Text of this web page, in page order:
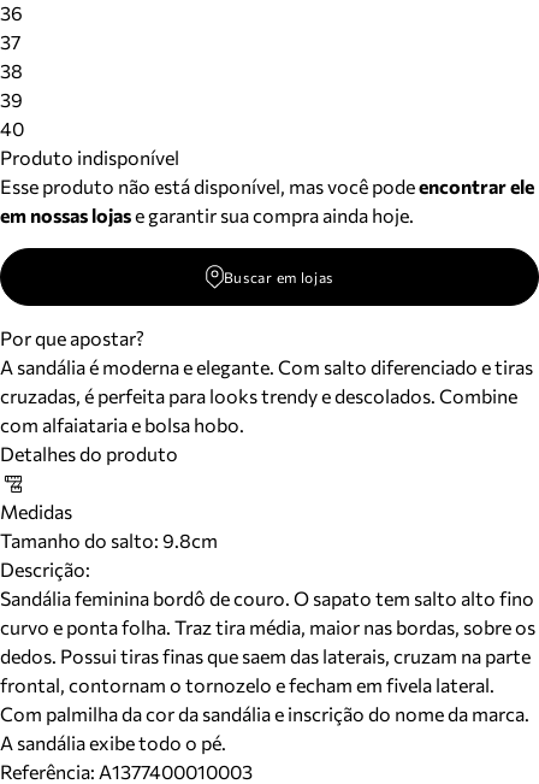
36
37
38
39
40
Produto indisponível
Esse produto não está disponível, mas você podeencontrar ele
em nossas lojase garantir sua compra ainda hoje.
Buscar em lojas
Por que apostar?
A sandália é moderna e elegante. Com salto diferenciado e tiras
cruzadas, é perfeita para looks trendy e descolados. Combine
com alfaiataria e bolsa hobo.
Detalhes do produto
Medidas
Tamanho do salto: 9.8cm
Descrição:
Sandália feminina bordô de couro. O sapato tem salto alto fino
curvo e ponta folha. Traz tira média, maior nas bordas, sobre os
dedos. Possui tiras finas que saem das laterais, cruzam na parte
frontal, contornam o tornozelo e fecham em fivela lateral.
Com palmilha da cor da sandália e inscrição do nome da marca.
A sandália exibe todo o pé.
Referência: A1377400010003